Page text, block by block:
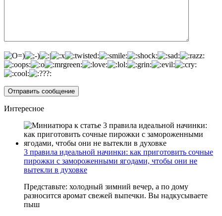
Интересное
3 правила идеальной начинки: как приготовить сочные
пирожки с замороженными ягодами, чтобы они не
вытекли в духовке
Представьте: холодный зимний вечер, а по дому
разносится аромат свежей выпечки. Вы надкусываете
пыш